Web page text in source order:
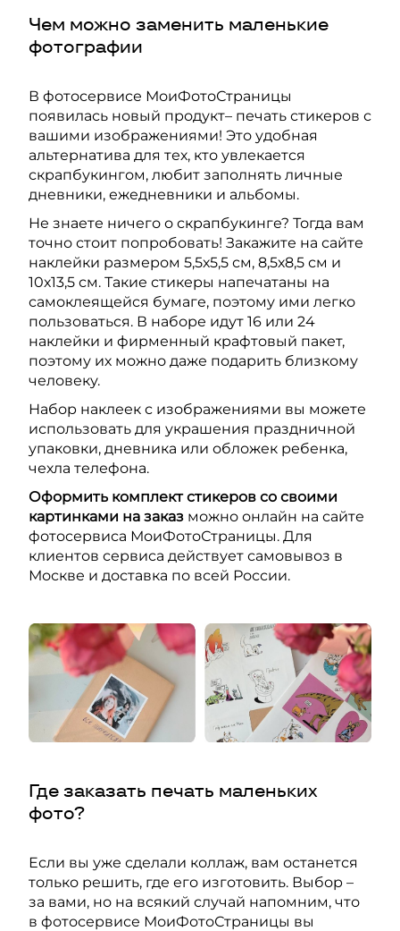
Чем можно заменить маленькие
фотографии
В фотосервисе МоиФотоСтраницы
появилась новый продукт– печать стикеров с
вашими изображениями! Это удобная
альтернатива для тех, кто увлекается
скрапбукингом, любит заполнять личные
дневники, ежедневники и альбомы.
Не знаете ничего о скрапбукинге? Тогда вам
точно стоит попробовать! Закажите на сайте
наклейки размером 5,5х5,5 см, 8,5х8,5 см и
10х13,5 см. Такие стикеры напечатаны на
самоклеящейся бумаге, поэтому ими легко
пользоваться. В наборе идут 16 или 24
наклейки и фирменный крафтовый пакет,
поэтому их можно даже подарить близкому
человеку.
Набор наклеек с изображениями вы можете
использовать для украшения праздничной
упаковки, дневника или обложек ребенка,
чехла телефона.
Оформить комплект стикеров со своими
картинками на заказ можно онлайн на сайте
фотосервиса МоиФотоСтраницы. Для
клиентов сервиса действует самовывоз в
Москве и доставка по всей России.
Где заказать печать маленьких
фото?
Если вы уже сделали коллаж, вам останется
только решить, где его изготовить. Выбор –
за вами, но на всякий случай напомним, что
в фотосервисе МоиФотоСтраницы вы